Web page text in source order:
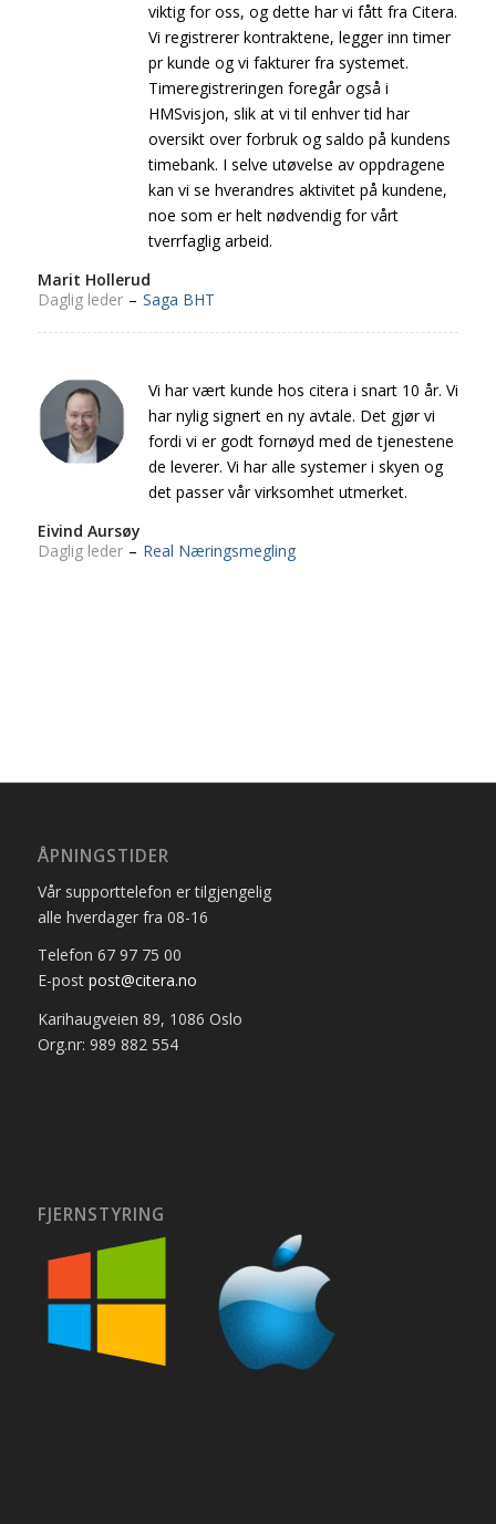
viktig for oss, og dette har vi fått fra Citera.
Vi registrerer kontraktene, legger inn timer
pr kunde og vi fakturer fra systemet.
Timeregistreringen foregår også i
HMSvisjon, slik at vi til enhver tid har
oversikt over forbruk og saldo på kundens
timebank. I selve utøvelse av oppdragene
kan vi se hverandres aktivitet på kundene,
noe som er helt nødvendig for vårt
tverrfaglig arbeid.
Marit Hollerud
Daglig leder – Saga BHT
Vi har vært kunde hos citera i snart 10 år. Vi
har nylig signert en ny avtale. Det gjør vi
fordi vi er godt fornøyd med de tjenestene
de leverer. Vi har alle systemer i skyen og
det passer vår virksomhet utmerket.
Eivind Aursøy
Daglig leder – Real Næringsmegling
ÅPNINGSTIDER
Vår supporttelefon er tilgjengelig
alle hverdager fra 08-16
Telefon 67 97 75 00
E-post post@citera.no
Karihaugveien 89, 1086 Oslo
Org.nr: 989 882 554
FJERNSTYRING